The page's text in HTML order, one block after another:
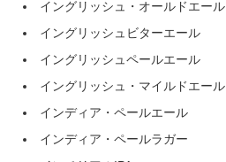
イングリッシュ・オールドエール
イングリッシュビターエール
イングリッシュペールエール
イングリッシュ・マイルドエール
インディア・ペールエール
インディア・ペールラガー